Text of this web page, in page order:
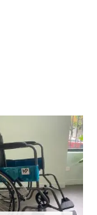
Este
tiene
Las